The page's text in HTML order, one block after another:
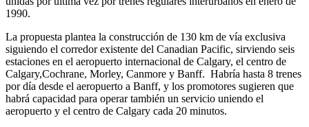
1990.
La propuesta plantea la construcción de 130 km de vía exclusiva
siguiendo el corredor existente del Canadian Pacific, sirviendo seis
estaciones en el aeropuerto internacional de Calgary, el centro de
Calgary,Cochrane, Morley, Canmore y Banff. Habría hasta 8 trenes
por día desde el aeropuerto a Banff, y los promotores sugieren que
habrá capacidad para operar también un servicio uniendo el
aeropuerto y el centro de Calgary cada 20 minutos.